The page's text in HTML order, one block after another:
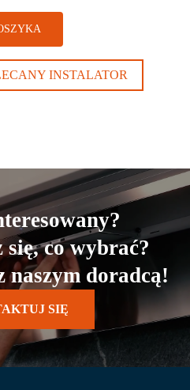
INSTALATOR
się, co wybrać?
naszym doradcą!
SIĘ